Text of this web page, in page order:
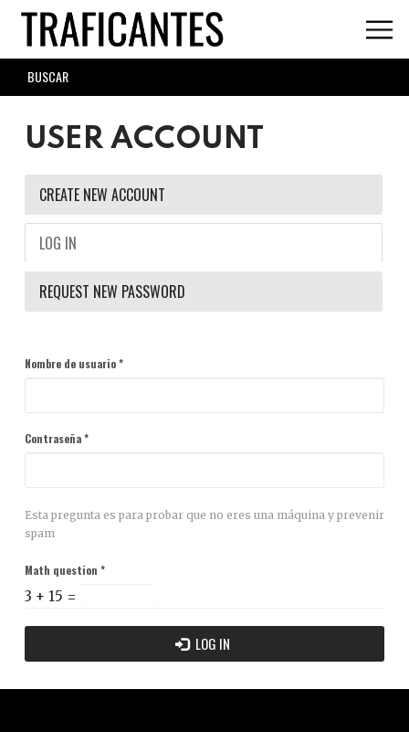
Skip
main
content
SEARCH
FORM
USER ACCOUNT
PRIMARY
TABS
CREATE NEW ACCOUNT
LOG IN
REQUEST NEW PASSWORD
Nombre de usuario*
Contraseña*
Esta pregunta es para probar que no eres una máquina y prevenir
spam
Math question *
3 + 15 =
LOG IN